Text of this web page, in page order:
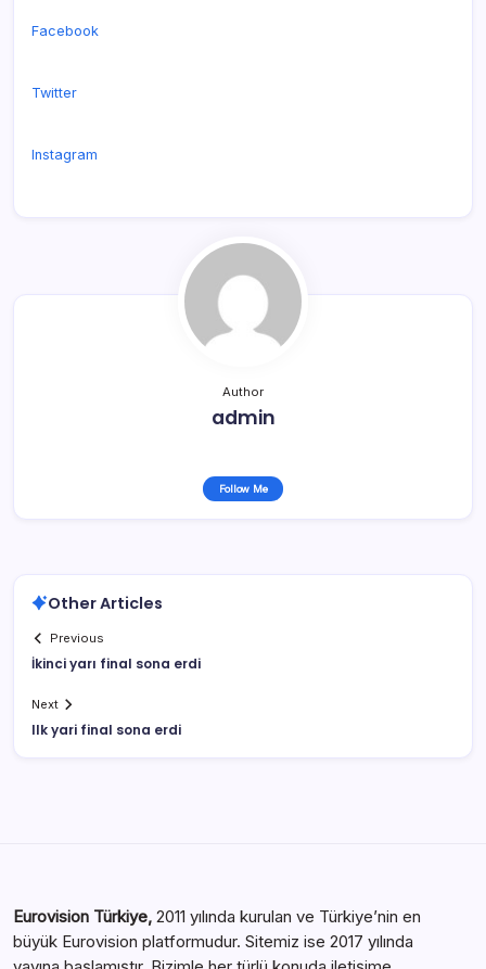
Facebook
Twitter
Instagram
Author
admin
Follow Me
Other Articles
Previous
İkinci yarı final sona erdi
Next
Ilk yari final sona erdi
Eurovision Türkiye, 2011 yılında kurulan ve Türkiye’nin en
büyük Eurovision platformudur. Sitemiz ise 2017 yılında